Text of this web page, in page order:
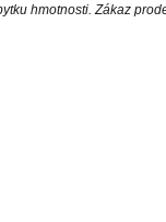
hmotnosti. Zákaz